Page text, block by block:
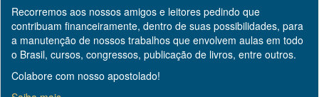
Recorremos aos nossos amigos e leitores pedindo que
contribuam financeiramente, dentro de suas possibilidades, para
a manutenção de nossos trabalhos que envolvem aulas em todo
o Brasil, cursos, congressos, publicação de livros, entre outros.
Colabore com nosso apostolado!